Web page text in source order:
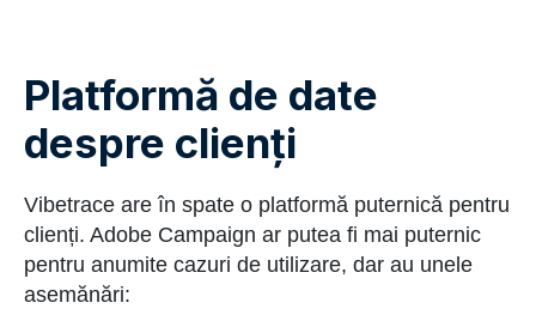
Platformă de date
despre clienți
Vibetrace are în spate o platformă puternică pentru
clienți. Adobe Campaign ar putea fi mai puternic
pentru anumite cazuri de utilizare, dar au unele
asemănări: